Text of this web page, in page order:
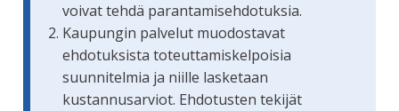
voivat tehdä parantamisehdotuksia.
Kaupungin palvelut muodostavat
ehdotuksista toteuttamiskelpoisia
suunnitelmia ja niille lasketaan
kustannusarviot. Ehdotusten tekijät